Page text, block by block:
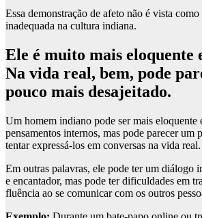
Essa demonstração de afeto não é vista como
inadequada na cultura indiana.
Ele é muito mais eloquente
Na vida real, bem, pode
pouco mais desajeitado.
Um homem indiano pode ser mais eloquente
pensamentos internos, mas pode parecer um
tentar expressá-los em conversas na vida real.
Em outras palavras, ele pode ter um diálogo
e encantador, mas pode ter dificuldades em
fluência ao se comunicar com os outros